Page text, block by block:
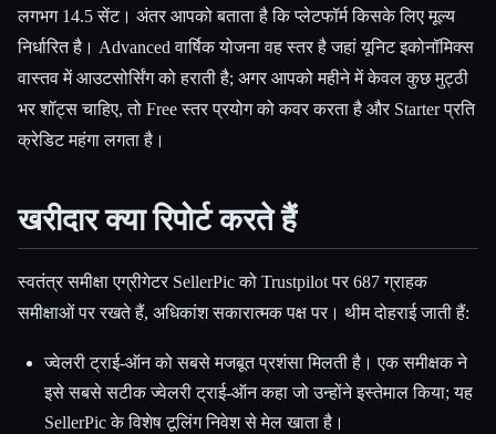
लगभग 14.5 सेंट। अंतर आपको बताता है कि प्लेटफॉर्म किसके लिए मूल्य
निर्धारित है। Advanced वार्षिक योजना वह स्तर है जहां यूनिट इकोनॉमिक्स
वास्तव में आउटसोर्सिंग को हराती है; अगर आपको महीने में केवल कुछ मुट्ठी
भर शॉट्स चाहिए, तो Free स्तर प्रयोग को कवर करता है और Starter प्रति
क्रेडिट महंगा लगता है।
खरीदार क्या रिपोर्ट करते हैं
स्वतंत्र समीक्षा एग्रीगेटर SellerPic को Trustpilot पर 687 ग्राहक
समीक्षाओं पर रखते हैं, अधिकांश सकारात्मक पक्ष पर। थीम दोहराई जाती हैं:
ज्वेलरी ट्राई-ऑन को सबसे मजबूत प्रशंसा मिलती है। एक समीक्षक ने
इसे सबसे सटीक ज्वेलरी ट्राई-ऑन कहा जो उन्होंने इस्तेमाल किया; यह
SellerPic के विशेष टूलिंग निवेश से मेल खाता है।